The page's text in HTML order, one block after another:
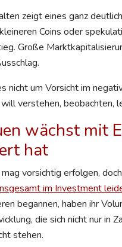
zeigt eines ganz
Coins oder
Große
nicht um Vorsicht im
verstehen, beobachten,
wächst mit
hat
vorsichtig erfolgen,
im Investment
begannen, haben ihr
die sich nicht nur in
stehen.